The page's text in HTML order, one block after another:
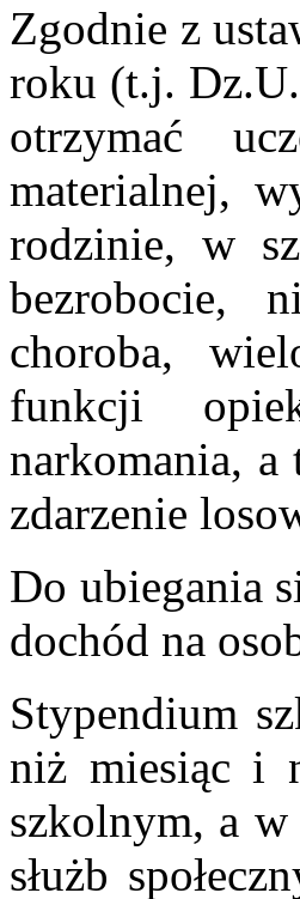
Zgodnie z
roku (t.j.
otrzymać
materialnej,
rodzinie, w
bezrobocie,
choroba,
funkcji
narkomania, a
zdarzenie
Do ubiegania
dochód na
Stypendium
niż miesiąc i
szkolnym, a
służb